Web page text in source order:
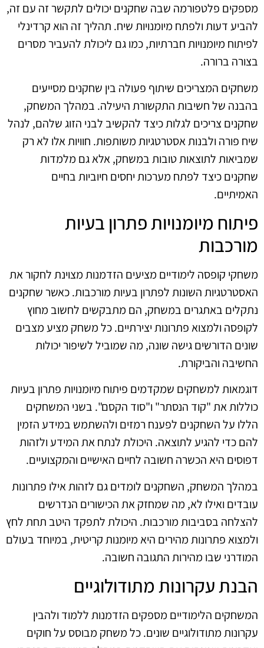
מספקים פלטפורמה שבה שחקנים יכולים לתקשר זה עם זה,
להביע דעות ולפתח מיומנויות שיח. תהליך זה הוא קרדינלי
לפיתוח מיומנויות חברתיות, כמו גם ליכולת להעביר מסרים
בצורה ברורה.
משחקים המצריכים שיתוף פעולה בין שחקנים מסייעים
בהבנה של חשיבות התקשורת היעילה. במהלך המשחק,
שחקנים צריכים לגלות כיצד להקשיב לבני הזוג שלהם, לנהל
שיח פורה ולבנות אסטרטגיות משותפות. חוויות אלו לא רק
שמביאות לתוצאות טובות במשחק, אלא גם מלמדות
שחקנים כיצד לפתח מערכות יחסים חיוביות בחיים
האמיתיים.
פיתוח מיומנויות פתרון בעיות
מורכבות
משחקי קופסה לימודיים מציעים הזדמנות מצוינת לחקור את
האסטרטגיות השונות לפתרון בעיות מורכבות. כאשר שחקנים
נתקלים באתגרים במשחק, הם מתבקשים לחשוב מחוץ
לקופסה ולמצוא פתרונות יצירתיים. כל משחק מציע מצבים
שונים הדורשים גישה שונה, מה שמוביל לשיפור יכולות
החשיבה והביקורת.
דוגמאות למשחקים שמקדמים פיתוח מיומנויות פתרון בעיות
כוללות את "קוד הנסתר" ו"סוד הקסם". בשני המשחקים
הללו על השחקנים לפענח רמזים ולהשתמש במידע הזמין
להם כדי להגיע לתוצאה. היכולת לנתח את המידע ולזהות
דפוסים היא הכשרה חשובה לחיים האישיים והמקצועיים.
במהלך המשחק, השחקנים לומדים גם לזהות אילו פתרונות
עובדים ואילו לא, מה שמחזק את הכישורים הנדרשים
להצלחה בסביבות מורכבות. היכולת לתפקד היטב תחת לחץ
ולמצוא פתרונות מהירים היא מיומנות קריטית, במיוחד בעולם
המודרני שבו מהירות התגובה חשובה.
הבנת עקרונות מתודולוגיים
המשחקים הלימודיים מספקים הזדמנות ללמוד ולהבין
עקרונות מתודולוגיים שונים. כל משחק מבוסס על חוקים